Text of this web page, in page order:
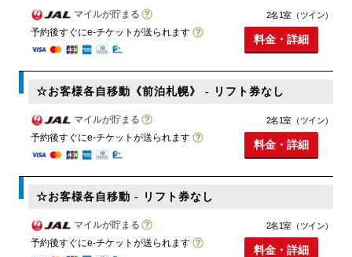
マイルが貯まる
予約後すぐにe-チケットが送られます
2名1室（ツイン）
料金・詳細
☆お客様各自移動《前泊札幌》 - リフト券なし
マイルが貯まる
予約後すぐにe-チケットが送られます
2名1室（ツイン）
料金・詳細
☆お客様各自移動 - リフト券なし
マイルが貯まる
予約後すぐにe-チケットが送られます
2名1室（ツイン）
料金・詳細